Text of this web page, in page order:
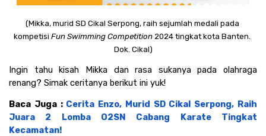
(Mikka, murid SD Cikal Serpong, raih sejumlah medali pada
kompetisi Fun Swimming Competition 2024 tingkat kota Banten.
Dok. Cikal)
Ingin tahu kisah Mikka dan rasa sukanya pada olahraga
renang? Simak ceritanya berikut ini yuk!
Baca Juga : Cerita Enzo, Murid SD Cikal Serpong, Raih
Juara 2 Lomba O2SN Cabang Karate Tingkat
Kecamatan!